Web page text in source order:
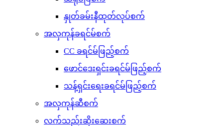
နှုတ်ခမ်းနီထုတ်လုပ်စက်
အလှကုန်ခရင်မ်စက်
CC ခရင်မ်ဖြည့်စက်
ဖောင်ဒေးရှင်းခရင်မ်ဖြည့်စက်
သန့်ရှင်းရေးခရင်မ်ဖြည့်စက်
အလှကုန်ဆီစက်
လက်သည်းဆိုးဆေးစက်